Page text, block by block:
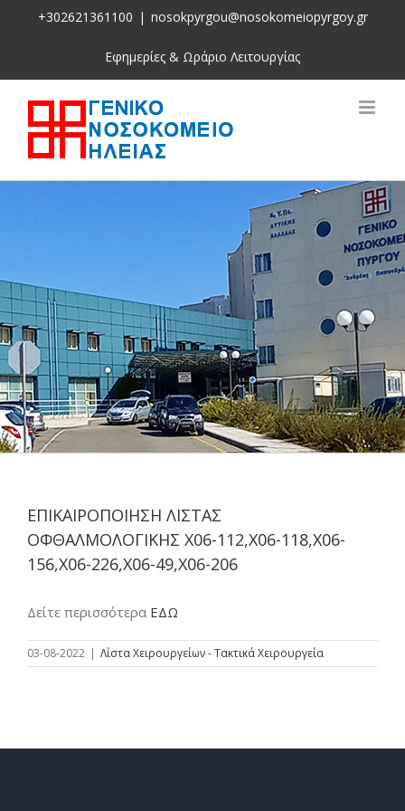
+302621361100 | nosokpyrgou@nosokomeiopyrgoy.gr
Εφημερίες & Ωράριο Λειτουργίας
ΕΠΙΚΑΙΡΟΠΟΙΗΣΗ ΛΙΣΤΑΣ
ΟΦΘΑΛΜΟΛΟΓΙΚΗΣ Χ06-112,Χ06-118,Χ06-
156,Χ06-226,Χ06-49,Χ06-206
Δείτε περισσότερα ΕΔΩ
03-08-2022 | Λίστα Χειρουργείων - Τακτικά Χειρουργεία